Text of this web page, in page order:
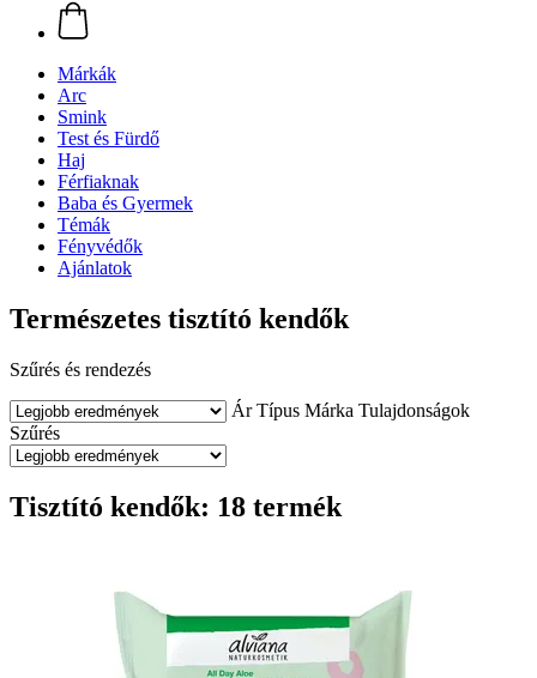
Márkák
Arc
Smink
Test és Fürdő
Haj
Férfiaknak
Baba és Gyermek
Témák
Fényvédők
Ajánlatok
Természetes tisztító kendők
Szűrés és rendezés
Ár Típus Márka Tulajdonságok
Szűrés
Tisztító kendők: 18 termék